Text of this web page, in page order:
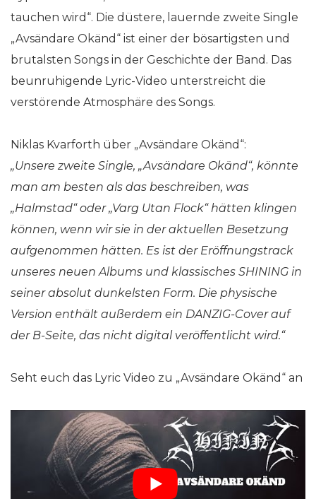
tauchen wird“. Die düstere, lauernde zweite Single
„Avsändare Okänd“ ist einer der bösartigsten und
brutalsten Songs in der Geschichte der Band. Das
beunruhigende Lyric-Video unterstreicht die
verstörende Atmosphäre des Songs.
Niklas Kvarforth über „Avsändare Okänd“:
„Unsere zweite Single, „Avsändare Okänd“, könnte
man am besten als das beschreiben, was
„Halmstad“ oder „Varg Utan Flock“ hätten klingen
können, wenn wir sie in der aktuellen Besetzung
aufgenommen hätten. Es ist der Eröffnungstrack
unseres neuen Albums und klassisches SHINING in
seiner absolut dunkelsten Form. Die physische
Version enthält außerdem ein DANZIG-Cover auf
der B-Seite, das nicht digital veröffentlicht wird.“
Seht euch das Lyric Video zu „Avsändare Okänd“ an